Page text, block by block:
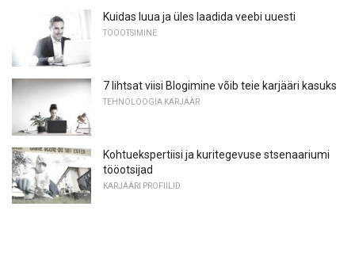
Kuidas luua ja üles laadida veebi uuesti
TÖÖOTSIMINE
7 lihtsat viisi Blogimine võib teie karjääri kasuks
TEHNOLOOGIA KARJÄÄR
Kohtuekspertiisi ja kuritegevuse stsenaariumi
tööotsijad
KARJÄÄRI PROFIILID